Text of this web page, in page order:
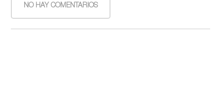
NO HAY COMENTARIOS